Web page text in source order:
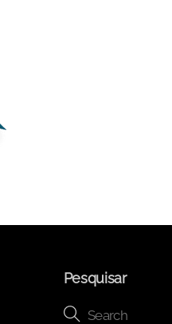
Pesquisar